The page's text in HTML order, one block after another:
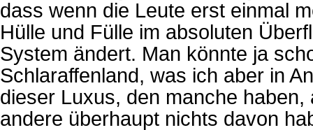
dass wenn die Leute erst einmal
Hülle und Fülle im absoluten
System ändert. Man könnte ja
Schlaraffenland, was ich aber in
dieser Luxus, den manche
andere überhaupt nichts davon